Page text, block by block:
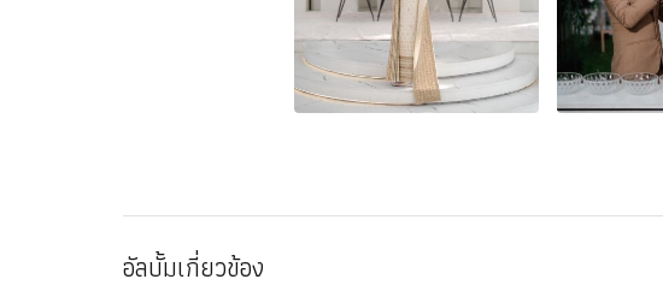
อัลบั้มเกี่ยวข้อง